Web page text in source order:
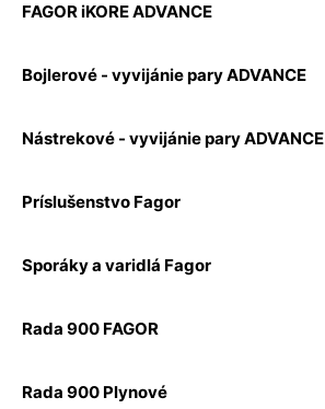
FAGOR iKORE ADVANCE
Bojlerové - vyvijánie pary ADVANCE
Nástrekové - vyvijánie pary ADVANCE
Príslušenstvo Fagor
Sporáky a varidlá Fagor
Rada 900 FAGOR
Rada 900 Plynové